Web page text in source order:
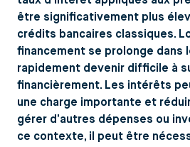
être significativement plus
crédits bancaires classiques.
financement se prolonge dans
rapidement devenir difficile à
financièrement. Les intérêts
une charge importante et
gérer d’autres dépenses ou
ce contexte, il peut être